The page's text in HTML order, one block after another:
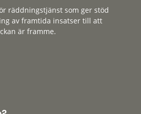
räddningstjänst som ger stöd
av framtida insatser till att
är framme.